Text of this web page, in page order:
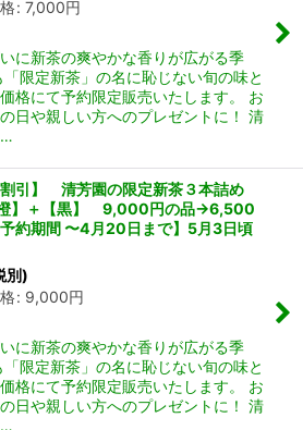
: 7,000円
に新茶の爽やかな香りが広がる季
限定新茶」の名に恥じない旬の味と
格にて予約限定販売いたします。 お
日や親しい方へのプレゼントに！ 清
…
割引】 清芳園の限定新茶３本詰め
橙】＋【黒】 9,000円の品→6,500
間 〜4月20日まで】5月3日頃
別)
: 9,000円
に新茶の爽やかな香りが広がる季
限定新茶」の名に恥じない旬の味と
格にて予約限定販売いたします。 お
日や親しい方へのプレゼントに！ 清
…